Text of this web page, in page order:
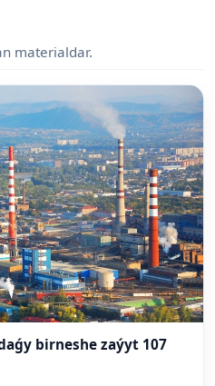
materialdar.
birneshe zaýyt 107